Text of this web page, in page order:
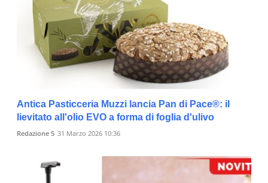
Antica Pasticceria Muzzi lancia Pan di Pace®: il
lievitato all'olio EVO a forma di foglia d'ulivo
Redazione 5 31 Marzo 2026 10:36